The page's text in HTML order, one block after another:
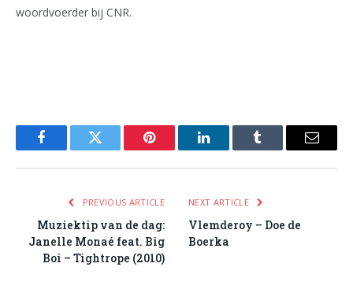
woordvoerder bij CNR.
FacebookTwitter Pinterest LinkedInTumblr Email
PREVIOUS ARTICLE
Muziektip van de dag:
Janelle Monaé feat. Big
Boi – Tightrope (2010)
NEXT ARTICLE
Vlemderoy – Doe de
Boerka